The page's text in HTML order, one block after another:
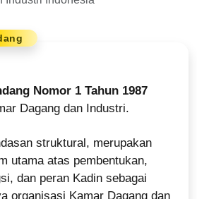
Nomor 1 Tahun 1987
Dagang dan Industri.
struktural, merupakan
utama atas pembentukan,
dan peran Kadin sebagai
organisasi Kamar Dagang dan